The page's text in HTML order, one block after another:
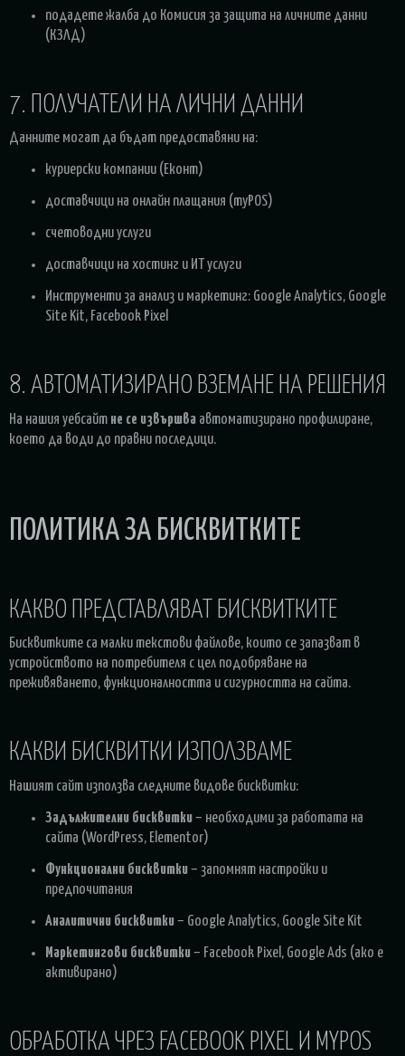
подадете жалба до Комисия за защита на личните данни
(КЗЛД)
7. ПОЛУЧАТЕЛИ НА ЛИЧНИ ДАННИ
Данните могат да бъдат предоставяни на:
куриерски компании (Еконт)
доставчици на онлайн плащания (myPOS)
счетоводни услуги
доставчици на хостинг и ИТ услуги
Инструменти за анализ и маркетинг: Google Analytics, Google
Site Kit, Facebook Pixel
8. АВТОМАТИЗИРАНО ВЗЕМАНЕ НА РЕШЕНИЯ
На нашия уебсайт не се извършва автоматизирано профилиране,
което да води до правни последици.
ПОЛИТИКА ЗА БИСКВИТКИТЕ
КАКВО ПРЕДСТАВЛЯВАТ БИСКВИТКИТЕ
Бисквитките са малки текстови файлове, които се запазват в
устройството на потребителя с цел подобряване на
преживяването, функционалността и сигурността на сайта.
КАКВИ БИСКВИТКИ ИЗПОЛЗВАМЕ
Нашият сайт използва следните видове бисквитки:
Задължителни бисквитки– необходими за работата на
сайта (WordPress, Elementor)
Функционални бисквитки– запомнят настройки и
предпочитания
Аналитични бисквитки– Google Analytics, Google Site Kit
Маркетингови бисквитки– Facebook Pixel, Google Ads (ако е
активирано)
ОБРАБОТКА ЧРЕЗ FACEBOOK PIXEL И MYPOS